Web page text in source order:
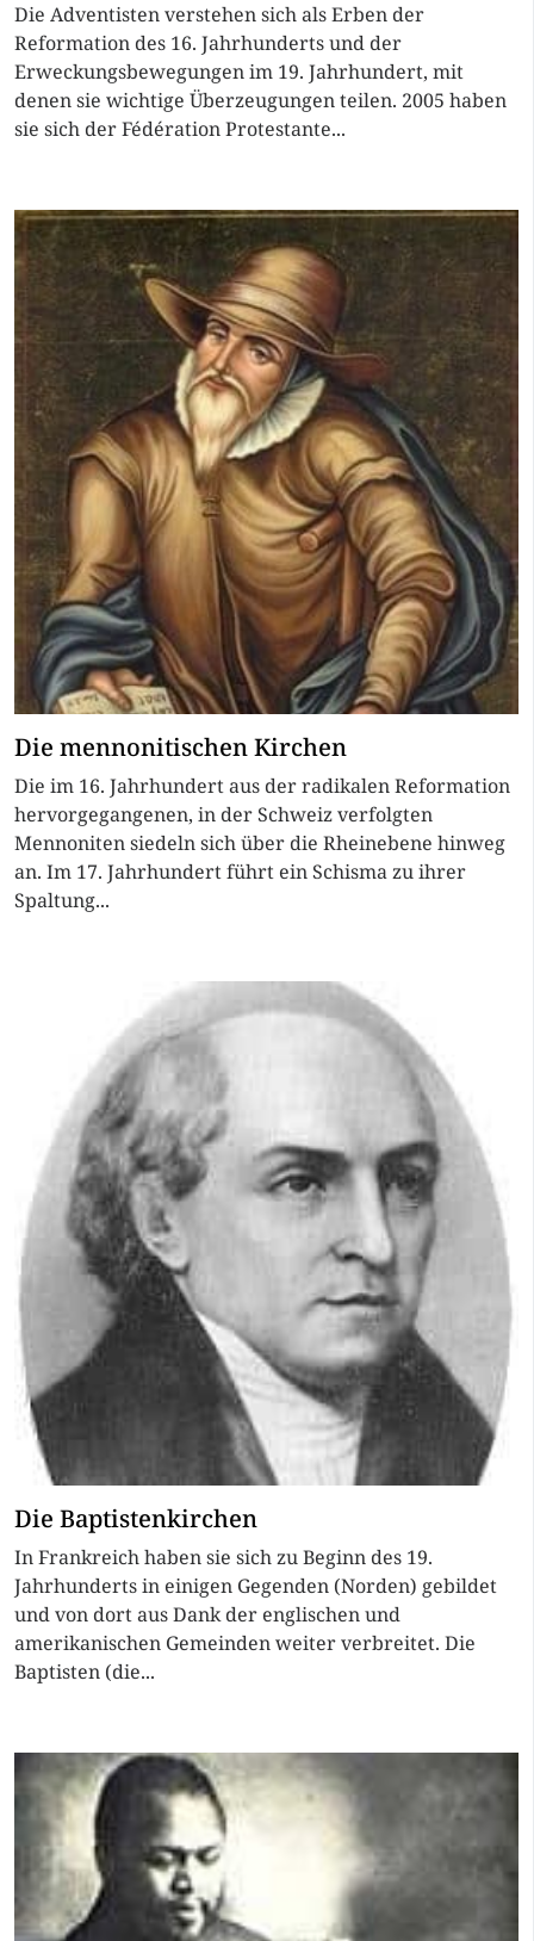
Die Adventisten verstehen sich als Erben der
Reformation des 16. Jahrhunderts und der
Erweckungsbewegungen im 19. Jahrhundert, mit
denen sie wichtige Überzeugungen teilen. 2005 haben
sie sich der Fédération Protestante...
Die mennonitischen Kirchen
Die im 16. Jahrhundert aus der radikalen Reformation
hervorgegangenen, in der Schweiz verfolgten
Mennoniten siedeln sich über die Rheinebene hinweg
an. Im 17. Jahrhundert führt ein Schisma zu ihrer
Spaltung...
Die Baptistenkirchen
In Frankreich haben sie sich zu Beginn des 19.
Jahrhunderts in einigen Gegenden (Norden) gebildet
und von dort aus Dank der englischen und
amerikanischen Gemeinden weiter verbreitet. Die
Baptisten (die...